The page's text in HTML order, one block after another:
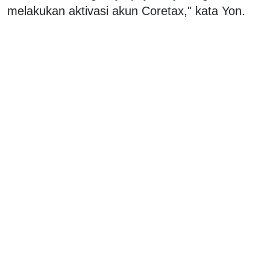
melakukan aktivasi akun Coretax," kata Yon.